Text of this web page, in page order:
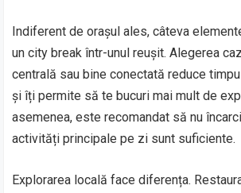
Indiferent de orașul ales, câteva
un city break într-unul reușit. Alegerea
centrală sau bine conectată reduce
și îți permite să te bucuri mai mult de
asemenea, este recomandat să nu
activități principale pe zi sunt suficiente.
Explorarea locală face diferența.